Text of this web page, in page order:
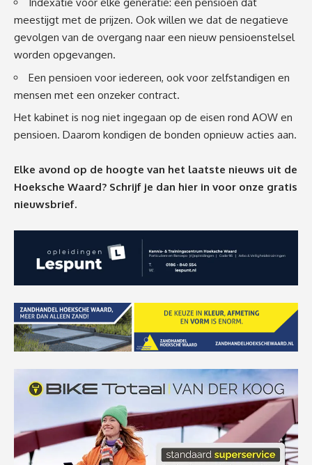
meestijgt met de prijzen. Ook willen we dat de negatieve
gevolgen van de overgang naar een nieuw pensioenstelsel
worden opgevangen.
Een pensioen voor iedereen, ook voor zelfstandigen en
mensen met een onzeker contract.
Het kabinet is nog niet ingegaan op de eisen rond AOW en
pensioen. Daarom kondigen de bonden opnieuw acties aan.
Elke avond op de hoogte van het laatste nieuws uit de
Hoeksche Waard? Schrijf je dan hier in voor onze gratis
nieuwsbrief.